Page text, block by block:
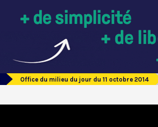
Office du milieu du jour du 11 octobre 2014